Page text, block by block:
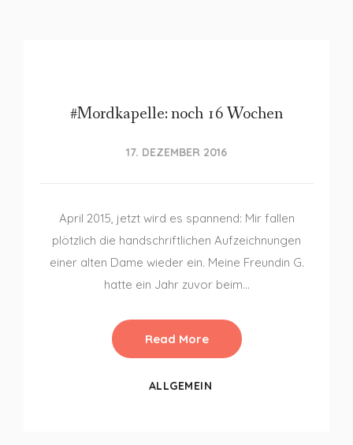
#Mordkapelle: noch 16 Wochen
17. DEZEMBER 2016
April 2015, jetzt wird es spannend: Mir fallen
plötzlich die handschriftlichen Aufzeichnungen
einer alten Dame wieder ein. Meine Freundin G.
hatte ein Jahr zuvor beim…
Read More
ALLGEMEIN